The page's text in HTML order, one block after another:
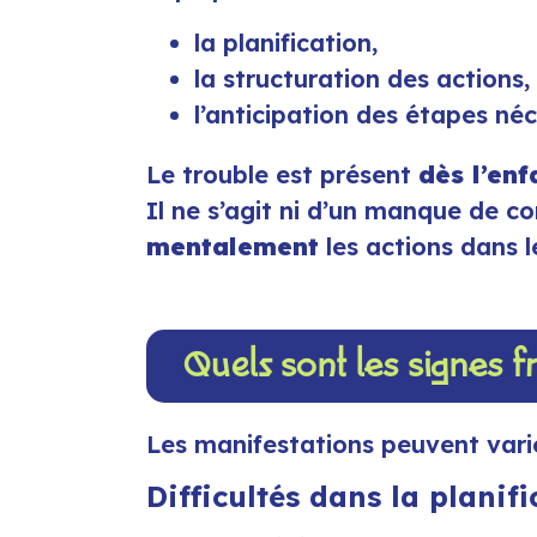
la planification,
la structuration des actions,
l’anticipation des étapes
Le trouble est présent dès
Il ne s’agit ni d’un manque de
mentalement les actions dans
Quels sont les signes
Les manifestations peuvent
Difficultés dans la